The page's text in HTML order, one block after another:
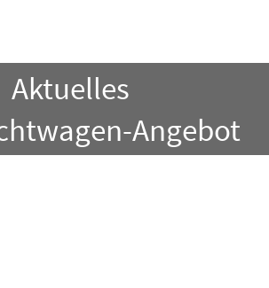
Aktuelles
Angebot